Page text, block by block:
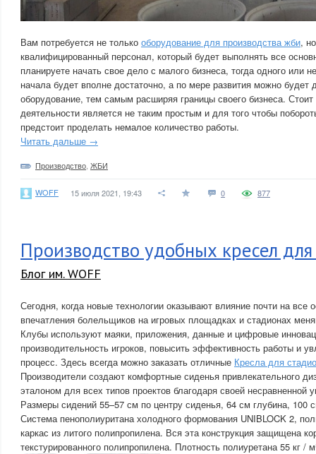
Вам потребуется не только оборудование для производства жби,
квалифицированный персонал, который будет выполнять все
планируете начать свое дело с малого бизнеса, тогда одного или
начала будет вполне достаточно, а по мере развития можно будет
оборудование, тем самым расширяя границы своего бизнеса.
деятельности является не таким простым и для того чтобы
предстоит проделать немалое количество работы.
Читать дальше →
Производство ЖБИ
WOFF 15 июля 2021, 19:43 0 877
Производство удобных кресел
Блог им. WOFF
Сегодня, когда новые технологии оказывают влияние почти на все
впечатления болельщиков на игровых площадках и стадионах
Клубы используют маяки, приложения, данные и цифровые
производительность игроков, повысить эффективность работы и
процесс. Здесь всегда можно заказать отличные Кресла для
Производители создают комфортные сиденья привлекательного
эталоном для всех типов проектов благодаря своей несравненной
Размеры сидений 55–57 см по центру сиденья, 64 см глубина, 100
Система пенополиуритана холодного формования UNIBLOCK 2,
каркас из литого полипропилена. Вся эта конструкция защищена
текстурированного полипропилена. Плотность полиуретана 55 кг /